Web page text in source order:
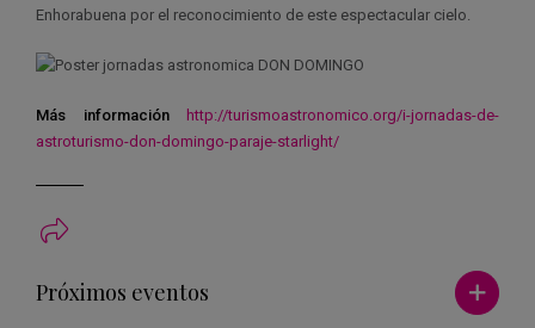
Enhorabuena por el reconocimiento de este espectacular cielo.
Más información
http://turismoastronomico.org/i-jornadas-de-
astroturismo-don-domingo-paraje-starlight/
Próximos eventos Ver más